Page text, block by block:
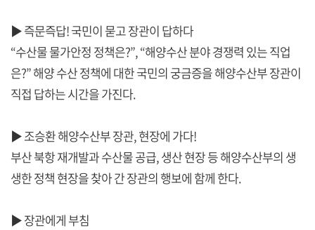
▶ 즉문즉답! 국민이 묻고 장관이 답하다
“수산물 물가안정 정책은?”, “해양수산 분야 경쟁력 있는 직업
은?” 해양 수산 정책에 대한 국민의 궁금증을 해양수산부 장관이
직접 답하는 시간을 가진다.
▶ 조승환 해양수산부 장관, 현장에 가다!
부산 북항 재개발과 수산물 공급, 생산 현장 등 해양수산부의 생
생한 정책 현장을 찾아 간 장관의 행보에 함께 한다.
▶ 장관에게 부침